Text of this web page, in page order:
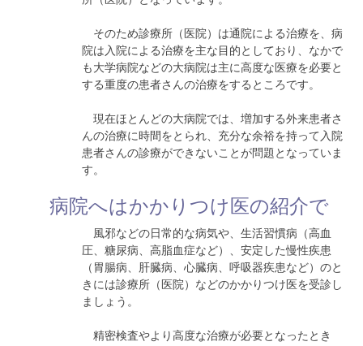
そのため診療所（医院）は通院による治療を、病
院は入院による治療を主な目的としており、なかで
も大学病院などの大病院は主に高度な医療を必要と
する重度の患者さんの治療をするところです。
現在ほとんどの大病院では、増加する外来患者さ
んの治療に時間をとられ、充分な余裕を持って入院
患者さんの診療ができないことが問題となっていま
す。
病院へはかかりつけ医の紹介で
風邪などの日常的な病気や、生活習慣病（高血
圧、糖尿病、高脂血症など）、安定した慢性疾患
（胃腸病、肝臓病、心臓病、呼吸器疾患など）のと
きには診療所（医院）などのかかりつけ医を受診し
ましょう。
精密検査やより高度な治療が必要となったとき